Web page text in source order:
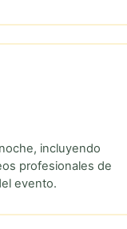
incluyendo
profesionales de
evento.